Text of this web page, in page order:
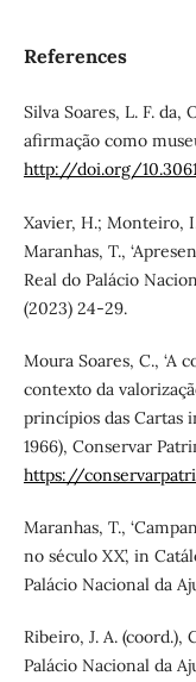
References
Silva Soares, L. F. da,
afirmação como
http://doi.org/
Xavier, H.; Monteiro,
Maranhas, T.,
Real do Palácio
(2023) 24-29.
Moura Soares, C., ‘A
contexto da
princípios das Cartas
1966), Conservar
https://
Maranhas, T.,
no século XX’, in
Palácio Nacional da
Ribeiro, J. A. (coord.),
Palácio Nacional da